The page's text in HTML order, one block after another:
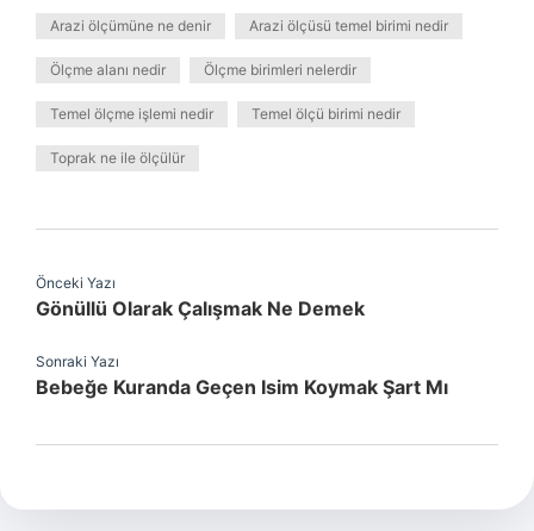
Arazi ölçümüne ne denir Arazi ölçüsü temel birimi nedir
Ölçme alanı nedir Ölçme birimleri nelerdir
Temel ölçme işlemi nedir Temel ölçü birimi nedir
Toprak ne ile ölçülür
Önceki Yazı
Gönüllü Olarak Çalışmak Ne Demek
Sonraki Yazı
Bebeğe Kuranda Geçen Isim Koymak Şart Mı